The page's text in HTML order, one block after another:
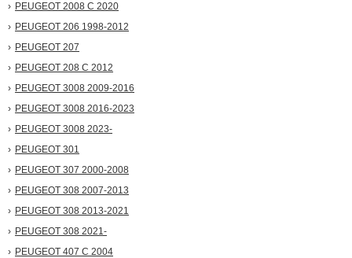
PEUGEOT 2008 С 2020
PEUGEOT 206 1998-2012
PEUGEOT 207
PEUGEOT 208 С 2012
PEUGEOT 3008 2009-2016
PEUGEOT 3008 2016-2023
PEUGEOT 3008 2023-
PEUGEOT 301
PEUGEOT 307 2000-2008
PEUGEOT 308 2007-2013
PEUGEOT 308 2013-2021
PEUGEOT 308 2021-
PEUGEOT 407 С 2004